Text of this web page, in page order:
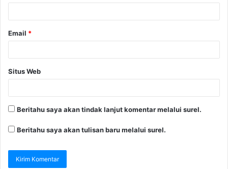
Email *
Situs Web
Beritahu saya akan tindak lanjut komentar melalui surel.
Beritahu saya akan tulisan baru melalui surel.